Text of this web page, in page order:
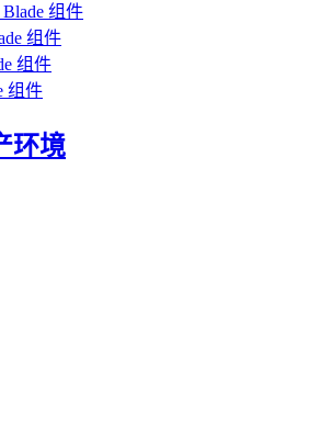
Blade 组件
组件
组件
组件
环境